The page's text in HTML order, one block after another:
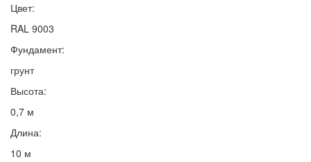
Цвет:
RAL 9003
Фундамент:
грунт
Высота:
0,7 м
Длина:
10 м